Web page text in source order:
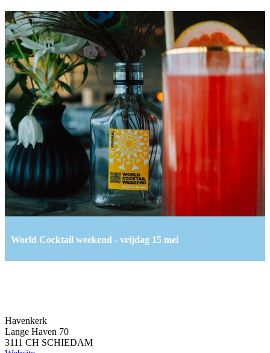
World Cocktail weekend - vrijdag 15 mei
Havenkerk
Lange Haven 70
3111 CH SCHIEDAM